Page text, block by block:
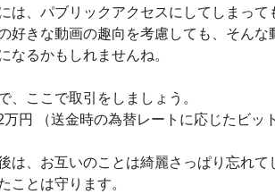
は、パブリックアクセスにしてしまって
好きな動画の趣向を考慮しても、そん
なるかもしれませんね。
、ここで取引をしましょう。
万円 （送金時の為替レートに応じたビ
は、お互いのことは綺麗さっぱり忘れ
ことは守ります。